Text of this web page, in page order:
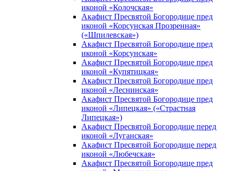
иконой «Колочская»
Акафист Пресвятой Богородице пред
иконой «Корсунская Прозренная»
(«Шпилевская»)
Акафист Пресвятой Богородице пред
иконой «Корсунская»
Акафист Пресвятой Богородице пред
иконой «Купятицкая»
Акафист Пресвятой Богородице пред
иконой «Леснинская»
Акафист Пресвятой Богородице пред
иконой «Липецкая» («Страстная
Липецкая»)
Акафист Пресвятой Богородице перед
иконой «Луганская»
Акафист Пресвятой Богородице перед
иконой «Любечская»
Акафист Пресвятой Богородице пред